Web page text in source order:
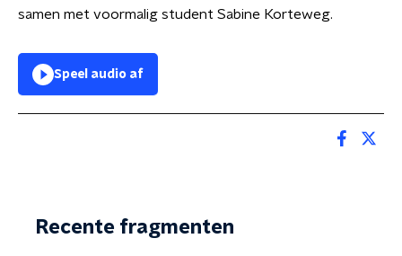
samen met voormalig student Sabine Korteweg.
Speel audio af
Recente fragmenten